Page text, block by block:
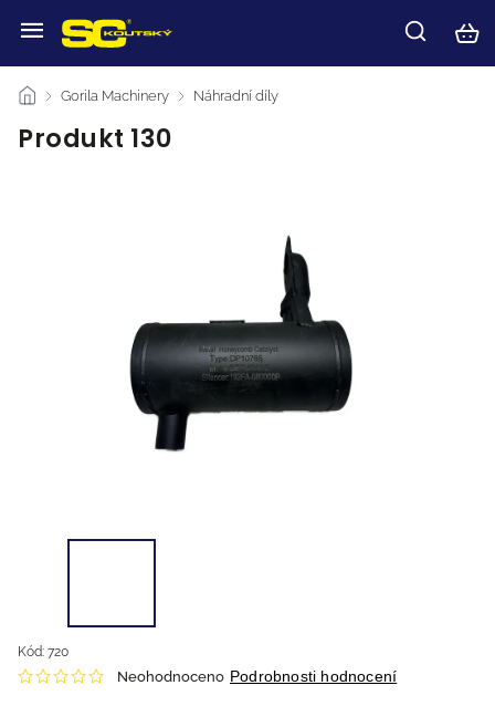
/ Gorila Machinery / Náhradní díly
Produkt 130
Kód: 720
Neohodnoceno Podrobnosti hodnocení